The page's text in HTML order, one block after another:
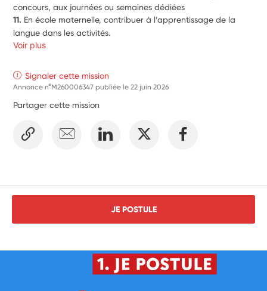
11. En école maternelle, contribuer à l’apprentissage de la
Voir plus
Signaler cette mission
Annonce n°M260006347 publiée le22 juin 2026
Partager cette mission
JE POSTULE